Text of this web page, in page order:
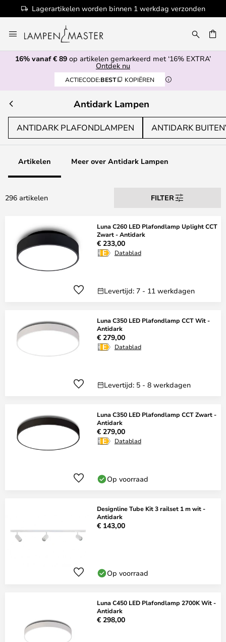
100+ designermerken
naar
de
inhoud
16% vanaf € 89 op artikelen gemarkeerd met ‘16% EXTRA’
Ontdek nu
ACTIECODE:BEST KOPIËREN
Antidark Lampen
ANTIDARK PLAFONDLAMPEN ANTIDARK
Artikelen Meer over Antidark Lampen
296 artikelen FILTER
Luna C260 LED Plafondlamp Uplight CCT
Zwart - Antidark
€ 233,00
Datablad
Levertijd: 7 - 11 werkdagen
Luna C350 LED Plafondlamp CCT Wit -
Antidark
€ 279,00
Datablad
Levertijd: 5 - 8 werkdagen
Luna C350 LED Plafondlamp CCT Zwart -
Antidark
€ 279,00
Datablad
Op voorraad
Designline Tube Kit 3 railset 1 m wit -
Antidark
€ 143,00
Op voorraad
Luna C450 LED Plafondlamp 2700K Wit -
Antidark
€ 298,00